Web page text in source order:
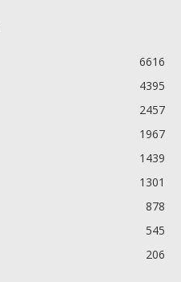
6616
4395
2457
1967
1439
1301
878
545
206